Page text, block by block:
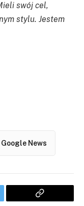
swój cel,
stylu. Jestem
News
Copy